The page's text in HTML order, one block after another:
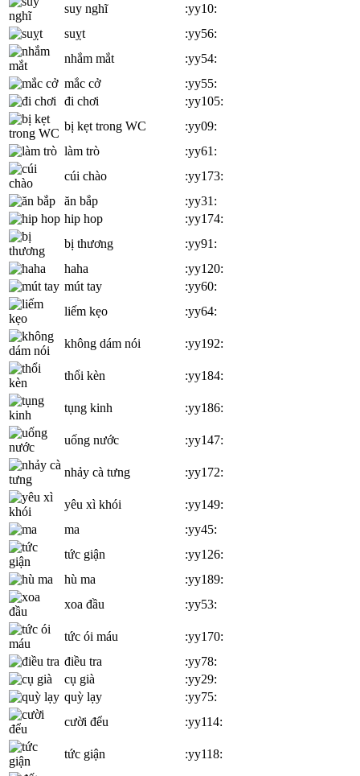
suy nghĩ
:yy10:
suỵt
:yy56:
nhắm mắt
:yy54:
mắc cở
:yy55:
đi chơi
:yy105:
bị kẹt trong WC
:yy09:
làm trò
:yy61:
cúi chào
:yy173:
ăn bắp
:yy31:
hip hop
:yy174:
bị thương
:yy91:
haha
:yy120:
mút tay
:yy60:
liếm kẹo
:yy64:
không dám nói :yy192:
thổi kèn :yy184:
tụng kinh :yy186:
uống nước :yy147:
nhảy cà tưng :yy172:
yêu xì khói
:yy149:
ma
:yy45:
tức giận
:yy126:
hù ma
:yy189:
xoa đầu
:yy53:
tức ói máu
:yy170:
điều tra
:yy78:
cụ già
:yy29:
quỳ lạy
:yy75:
cười đểu
:yy114:
tức giận :yy118: